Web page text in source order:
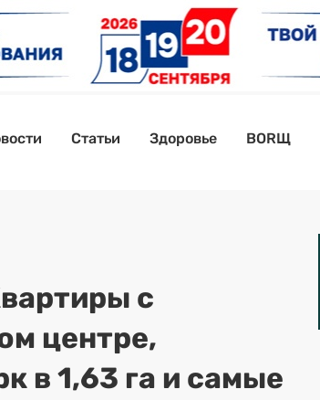
Статьи Здоровье BORЩ
с
центре,
в 1,63 га и самые